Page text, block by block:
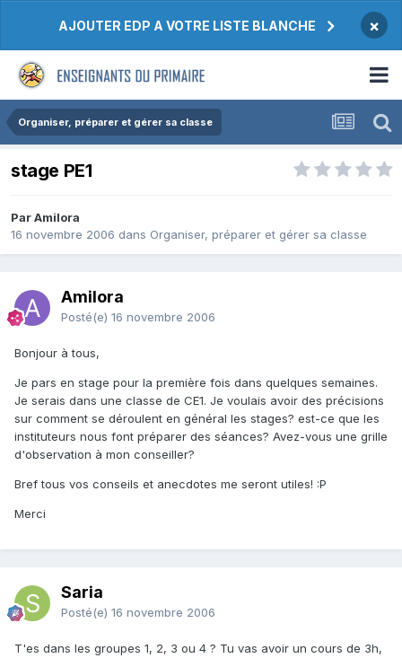
AJOUTER EDP A VOTRE LISTE BLANCHE ×
Organiser, préparer et gérer sa classe
stage PE1
Par Amilora
16 novembre 2006 dans Organiser, préparer et gérer sa classe
Amilora
Posté(e) 16 novembre 2006
Bonjour à tous,
Je pars en stage pour la première fois dans quelques semaines.
Je serais dans une classe de CE1. Je voulais avoir des précisions
sur comment se déroulent en général les stages? est-ce que les
instituteurs nous font préparer des séances? Avez-vous une grille
d'observation à mon conseiller?
Bref tous vos conseils et anecdotes me seront utiles! :P
Merci
Saria
Posté(e) 16 novembre 2006
T'es dans les groupes 1, 2, 3 ou 4 ? Tu vas avoir un cours de 3h,